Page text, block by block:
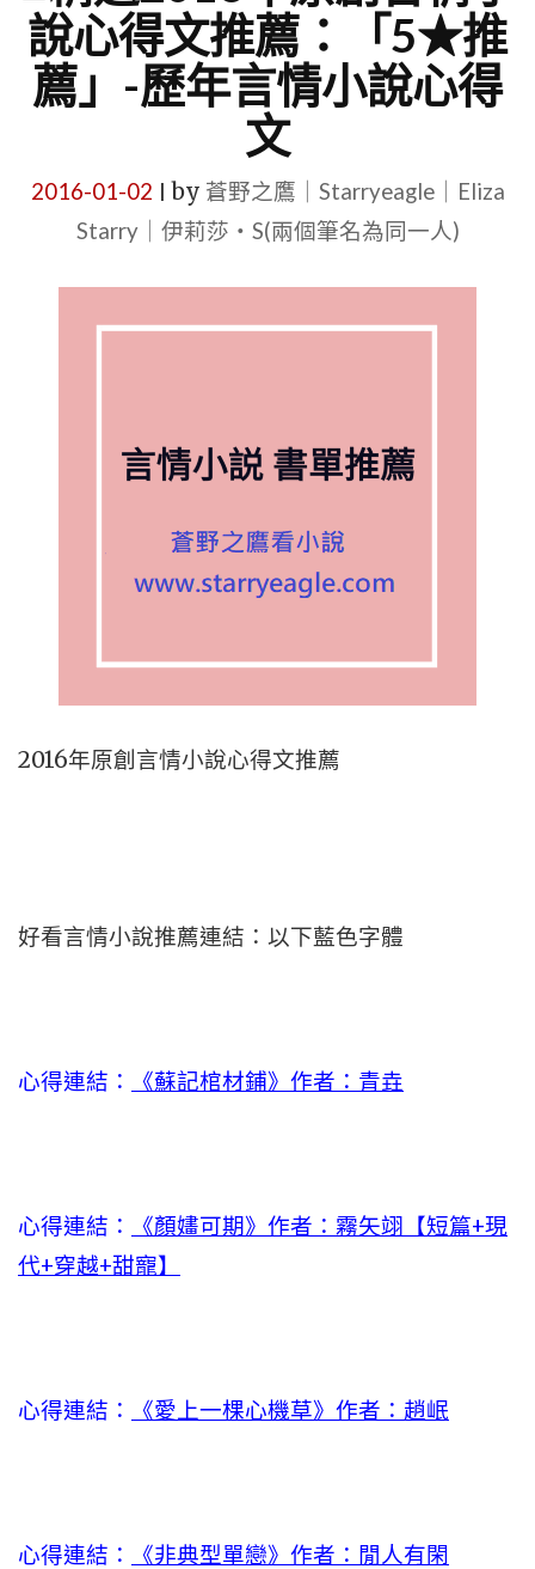
說心得文推薦：「5★推
薦」-歷年言情小說心得
文
2016-01-02 by 蒼野之鷹｜Starryeagle｜Eliza
Starry｜伊莉莎・S(兩個筆名為同一人)
2016年原創言情小說心得文推薦
好看言情小說推薦連結：以下藍色字體
心得連結： 《蘇記棺材鋪》作者：青垚
心得連結：
《顏嫿可期》作者：霧矢翊【短篇+現
代+穿越+甜寵】
心得連結： 《愛上一棵心機草》作者：趙岷
心得連結： 《非典型單戀》作者：閒人有閑